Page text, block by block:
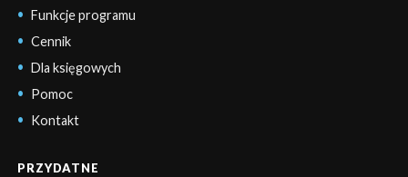
Funkcje programu
Cennik
Dla księgowych
Pomoc
Kontakt
PRZYDATNE